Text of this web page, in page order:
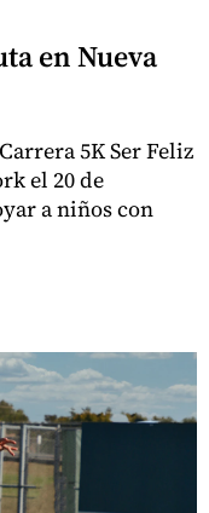
en Nueva
5K Ser Feliz
el 20 de
a niños con